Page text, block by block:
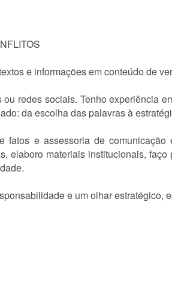
e informações em conteúdo de
redes sociais. Tenho experiência
da escolha das palavras à
e assessoria de comunicação
elaboro materiais institucionais,
e um olhar estratégico,